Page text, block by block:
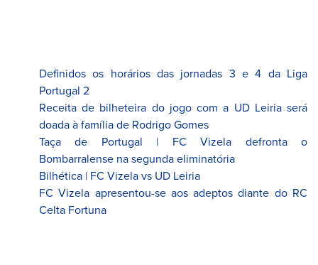
Definidos os horários das jornadas 3 e 4 da Liga
Portugal 2
Receita de bilheteira do jogo com a UD Leiria será
doada à família de Rodrigo Gomes
Taça de Portugal | FC Vizela defronta o
Bombarralense na segunda eliminatória
Bilhética | FC Vizela vs UD Leiria
FC Vizela apresentou-se aos adeptos diante do RC
Celta Fortuna